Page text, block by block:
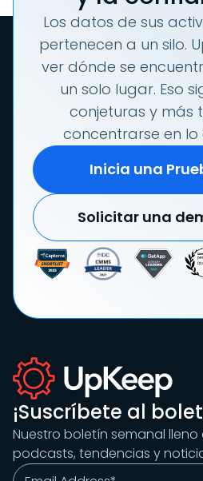
Los datos de sus
pertenecen a un silo.
ver dónde se
un solo lugar. Eso
conjeturas y más
concentrarse en
Inicia una
Solicitar una
¡Suscríbete al
Nuestro boletín semanal lleno
podcasts, tendencias y